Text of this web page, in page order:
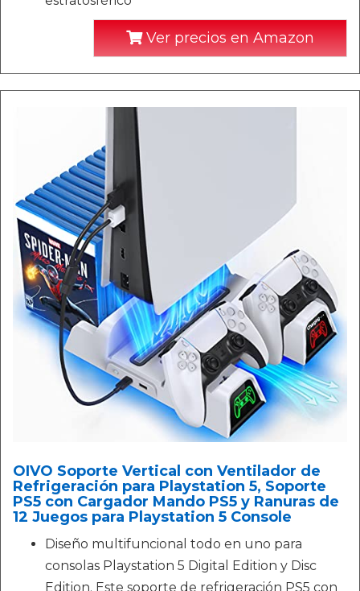
Ver precios en Amazon
OIVO Soporte Vertical con Ventilador de
Refrigeración para Playstation 5, Soporte
PS5 con Cargador Mando PS5 y Ranuras de
12 Juegos para Playstation 5 Console
Diseño multifuncional todo en uno para
consolas Playstation 5 Digital Edition y Disc
Edition. Este soporte de refrigeración PS5 con